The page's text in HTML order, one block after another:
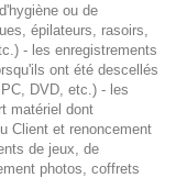
ou de
épilateurs, rasoirs,
- les enregistrements
ont été descellés
DVD, etc.) - les
matériel dont
Client et renoncement
de jeux, de
photos, coffrets